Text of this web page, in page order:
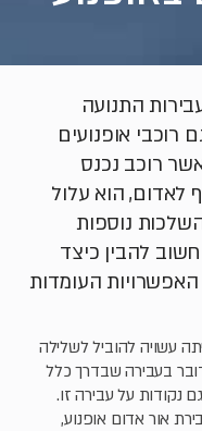
התנועה
רוכבי אופנועים
רוכב נכנס
הוא עלול
נוספות
להבין כיצד
העומדות
עשויה להוביל לשלילה
מדובר בעבירה שבדרך כלל
נקודות על עבירה זו.
אור אדום אופנוע,